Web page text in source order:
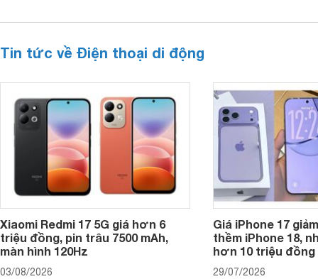
Tin tức về Điện thoại di động
Xiaomi Redmi 17 5G giá hơn 6
triệu đồng, pin trâu 7500 mAh,
màn hình 120Hz
03/08/2026
Giá iPhone 17
thềm iPhone 18,
hơn 10 triệu đồng
29/07/2026